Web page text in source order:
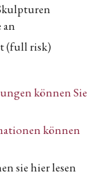
(full risk)
können Sie
können
sie hier lesen